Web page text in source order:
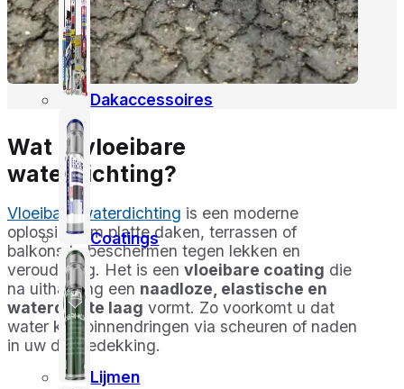
Dakaccessoires
Coatings
Lijmen
Wat is vloeibare
waterdichting?
Vloeibare waterdichting is een moderne
oplossing om platte daken, terrassen of
balkons te beschermen tegen lekken en
veroudering. Het is een vloeibare coating die
na uitharding een naadloze, elastische en
waterdichte laag vormt. Zo voorkomt u dat
water kan binnendringen via scheuren of naden
in uw dakbedekking.